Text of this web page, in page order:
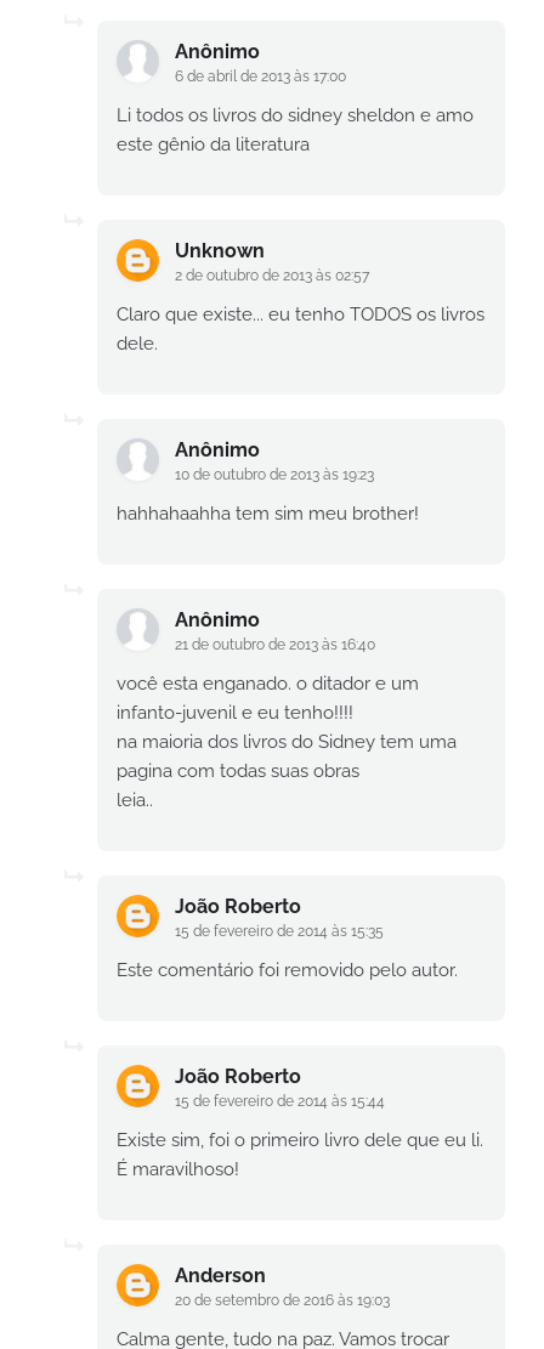
Anônimo
6 de abril de 2013 às 17:00
Li todos os livros do sidney sheldon e amo
este gênio da literatura
Unknown
2 de outubro de 2013 às 02:57
Claro que existe... eu tenho TODOS os livros
dele.
Anônimo
10 de outubro de 2013 às 19:23
hahhahaahha tem sim meu brother!
Anônimo
21 de outubro de 2013 às 16:40
você esta enganado. o ditador e um
infanto-juvenil e eu tenho!!!!
na maioria dos livros do Sidney tem uma
pagina com todas suas obras
leia..
João Roberto
15 de fevereiro de 2014 às 15:35
Este comentário foi removido pelo autor.
João Roberto
15 de fevereiro de 2014 às 15:44
Existe sim, foi o primeiro livro dele que eu li.
É maravilhoso!
Anderson
20 de setembro de 2016 às 19:03
Calma gente, tudo na paz. Vamos trocar